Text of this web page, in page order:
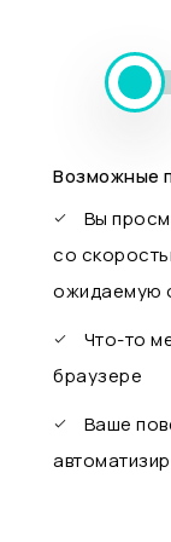
Возможные
Вы
со
ожидаемую
Что-то
браузере
Ваше